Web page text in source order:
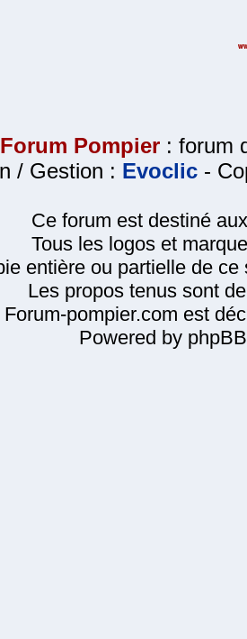
Forum Pompier : forum
/ Gestion : Evoclic -
Ce forum est destiné
Tous les logos et
entière ou partielle de
Les propos tenus sont
Forum-pompier.com est
Powered by